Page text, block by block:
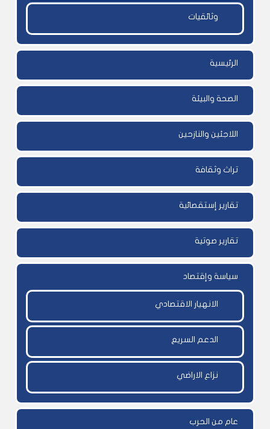
وثائقيات
الرئيسية
الصحة والبيئة
اللاجئين والنازحين
تراث وثقافة
تقارير إستقصائية
تقارير صوتية
سياسة وإقتصاد
الانهيار الاقتصادي
الدعم السريع
نزاع الاراضي
عام من الحرب